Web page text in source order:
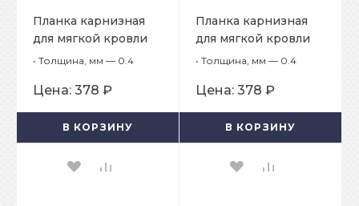
Планка карнизная
для мягкой кровли
65х50х2000
• Толщина, мм — 0.4
Цена: 378 ₽
В КОРЗИНУ
Планка карнизная
для мягкой кровли
65х50х2000
• Толщина, мм — 0.4
Цена: 378 ₽
В КОРЗИНУ